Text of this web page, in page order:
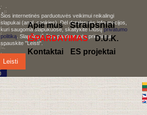
Šios internetinės parduotuvės veikimui reikalingi
slapukai (angl. cookies). Dėl detalesnės informacijos,
kuri saugoma slapukuose, skaitykite mūsųprivatumo
politiką . Slapukų iš šios parduotuvės priėmimui,
spauskite "Leisti".
Leisti
Apie mus Straipsniai
IŠPARDAVIMAS
D.U.K.
Kontaktai
ES projektai